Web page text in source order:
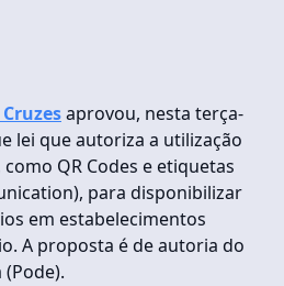
aprovou, nesta terça-
lei que autoriza a utilização
QR Codes e etiquetas
para disponibilizar
em estabelecimentos
A proposta é de autoria do